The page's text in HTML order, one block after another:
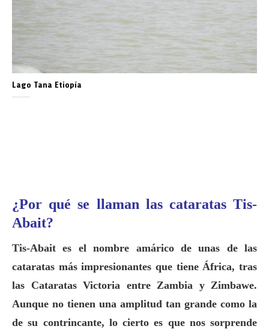
Lago Tana Etiopía
¿Por qué se llaman las cataratas Tis-
Abait?
Tis-Abait es el nombre amárico de unas de las
cataratas más impresionantes que tiene África, tras
las Cataratas Victoria entre Zambia y Zimbawe.
Aunque no tienen una amplitud tan grande como la
de su contrincante, lo cierto es que nos sorprende